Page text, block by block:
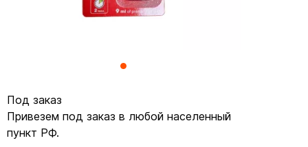
Под заказ
Привезем под заказ в любой населенный
пункт РФ.